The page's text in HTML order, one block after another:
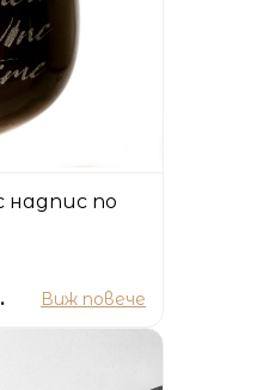
надпис по
Виж повече